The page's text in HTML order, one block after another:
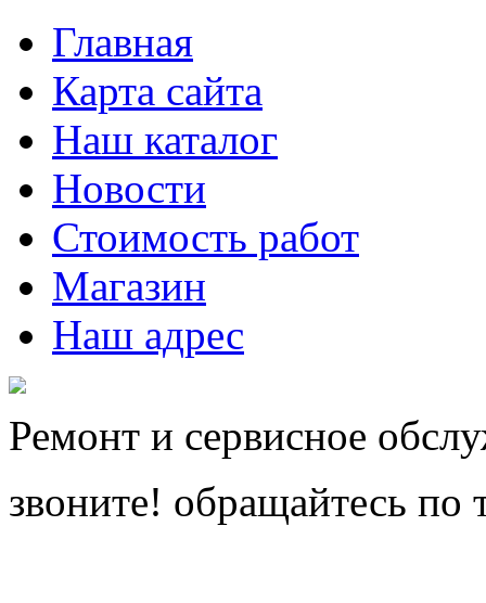
Главная
Карта сайта
Наш каталог
Новости
Стоимость работ
Магазин
Наш адрес
Ремонт и сервисное
звоните! обращайтесь по